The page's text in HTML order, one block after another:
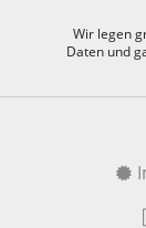
Wir legen
Daten und